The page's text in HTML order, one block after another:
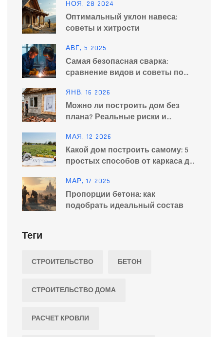
НОЯ, 28 2024
Оптимальный уклон навеса:
советы и хитрости
АВГ, 5 2025
Самая безопасная сварка:
сравнение видов и советы по
ЯНВ, 16 2026
Можно ли построить дом без
плана? Реальные риски и
МАЯ, 12 2026
Какой дом построить самому: 5
простых способов от каркаса до
МАР, 17 2025
Пропорции бетона: как
подобрать идеальный состав
Теги
СТРОИТЕЛЬСТВО БЕТОН
СТРОИТЕЛЬСТВО ДОМА
РАСЧЕТ КРОВЛИ